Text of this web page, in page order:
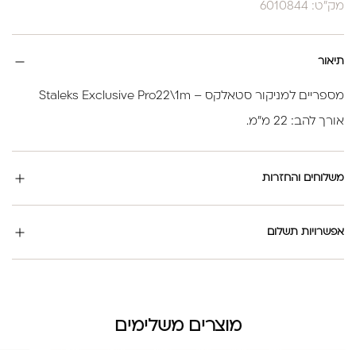
מק"ט: 6010844
תיאור
מספריים למניקור סטאלקס – Staleks Exclusive Pro22\1m
אורך להב: 22 מ”מ.
משלוחים והחזרות
אפשרויות תשלום
מוצרים משלימים